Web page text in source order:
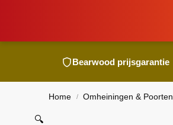
Bearwood prijsgarantie
Home / Omheiningen & Poorten
🔍